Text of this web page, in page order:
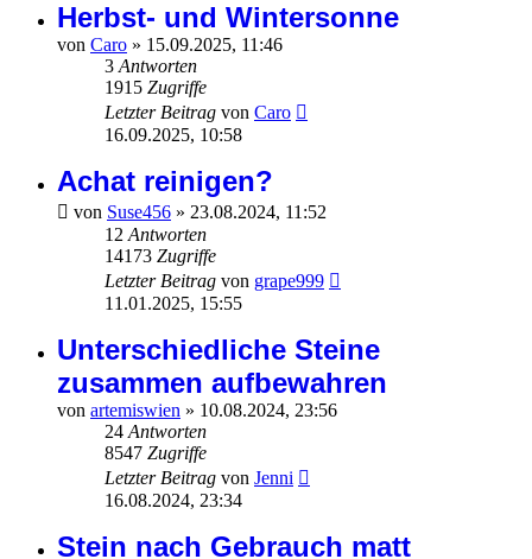
Herbst- und Wintersonne
von Caro » 15.09.2025, 11:46
3 Antworten
1915 Zugriffe
Letzter Beitrag von Caro
16.09.2025, 10:58
Achat reinigen?
von Suse456 » 23.08.2024, 11:52
12 Antworten
14173 Zugriffe
Letzter Beitrag von grape999
11.01.2025, 15:55
Unterschiedliche Steine
zusammen aufbewahren
von artemiswien » 10.08.2024, 23:56
24 Antworten
8547 Zugriffe
Letzter Beitrag von Jenni
16.08.2024, 23:34
Stein nach Gebrauch matt